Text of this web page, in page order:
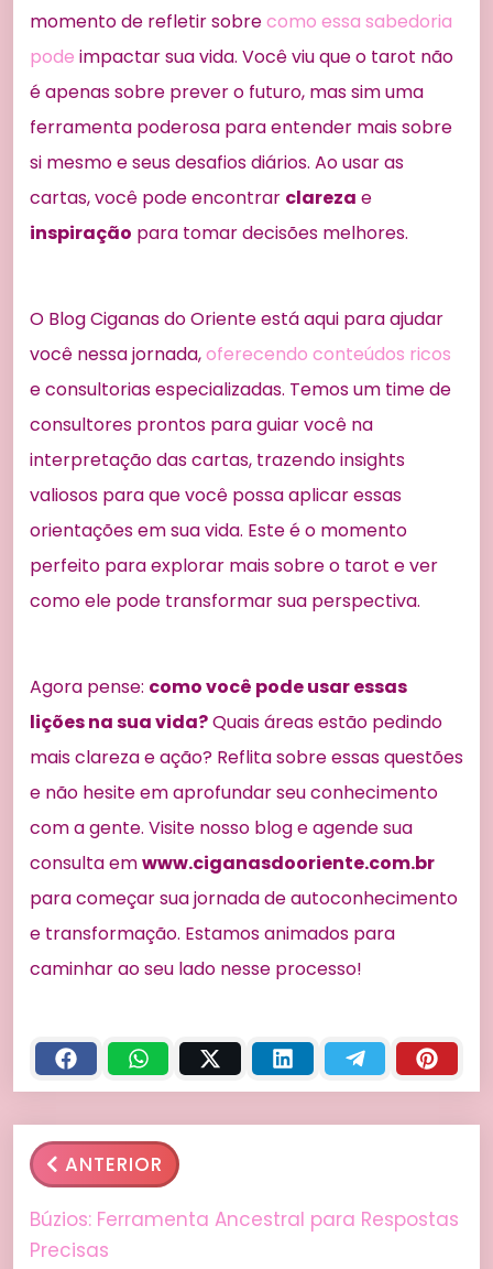
momento de refletir sobrecomo essa sabedoria
pode impactar sua vida. Você viu que o tarot não
é apenas sobre prever o futuro, mas sim uma
ferramenta poderosa para entender mais sobre
si mesmo e seus desafios diários. Ao usar as
cartas, você pode encontrar clareza e
inspiração para tomar decisões melhores.
O Blog Ciganas do Oriente está aqui para ajudar
você nessa jornada,oferecendo conteúdos ricos
e consultorias especializadas. Temos um time de
consultores prontos para guiar você na
interpretação das cartas, trazendo insights
valiosos para que você possa aplicar essas
orientações em sua vida. Este é o momento
perfeito para explorar mais sobre o tarot e ver
como ele pode transformar sua perspectiva.
Agora pense: como você pode usar essas
lições na sua vida?Quais áreas estão pedindo
mais clareza e ação? Reflita sobre essas questões
e não hesite em aprofundar seu conhecimento
com a gente. Visite nosso blog e agende sua
consulta emwww.ciganasdooriente.com.br
para começar sua jornada de autoconhecimento
e transformação. Estamos animados para
caminhar ao seu lado nesse processo!
ANTERIOR
Búzios: Ferramenta Ancestral para Respostas
Precisas